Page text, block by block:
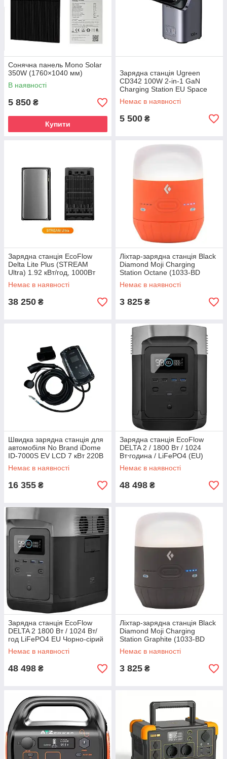
Сонячна панель Mono Solar
350W (1760×1040 мм)
В наявності
5 850 ₴
Купити
Зарядна станція Ugreen
CD342 100W 2-in-1 GaN
Charging Station EU Space
Gray
Немає в наявності
5 500 ₴
Зарядна станція EcoFlow
Delta Lite Plus (STREAM
Ultra) 1.92 кВт/год, 1000Вт
Немає в наявності
38 250 ₴
Ліхтар-зарядна станція Black
Diamond Moji Charging
Station Octane (1033-BD
620713.OCTN)
Немає в наявності
3 825 ₴
Швидка зарядна станція для
автомобіля No Brand iDome
ID-7000S EV LCD 7 кВт 220В
(2015302523)
Немає в наявності
16 355 ₴
Зарядна станція EcoFlow
DELTA 2 / 1800 Вт / 1024
Вт⋅година / LiFePO4 (EU)
Чорно-сірий (202212052)
Немає в наявності
48 498 ₴
Зарядна станція EcoFlow
DELTA 2 1800 Вт / 1024 Вт/
год LiFePO4 EU Чорно-сірий
Немає в наявності
48 498 ₴
Ліхтар-зарядна станція Black
Diamond Moji Charging
Station Graphite (1033-BD
620713.GRPH)
Немає в наявності
3 825 ₴